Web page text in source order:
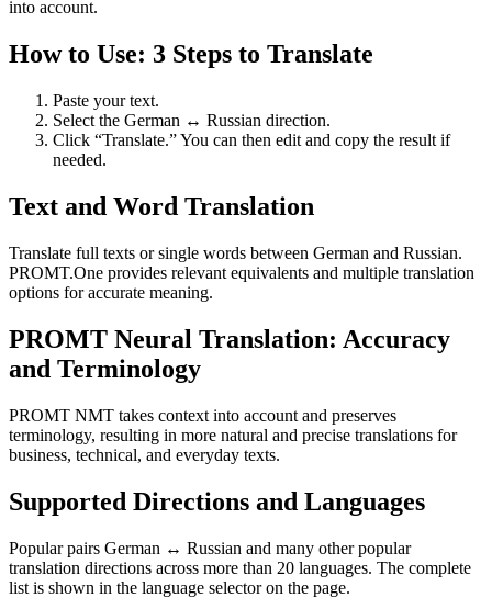
into account.
How to Use: 3 Steps to Translate
Paste your text.
Select the German ↔ Russian direction.
Click “Translate.” You can then edit and copy the result if
needed.
Text and Word Translation
Translate full texts or single words between German and Russian.
PROMT.One provides relevant equivalents and multiple translation
options for accurate meaning.
PROMT Neural Translation: Accuracy
and Terminology
PROMT NMT takes context into account and preserves
terminology, resulting in more natural and precise translations for
business, technical, and everyday texts.
Supported Directions and Languages
Popular pairs German ↔ Russian and many other popular
translation directions across more than 20 languages. The complete
list is shown in the language selector on the page.